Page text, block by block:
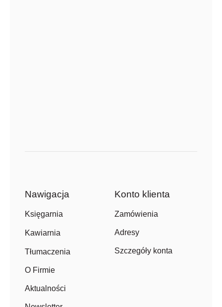
Nawigacja
Księgarnia
Kawiarnia
Tłumaczenia
O Firmie
Aktualności
Konto klienta
Zamówienia
Adresy
Szczegóły konta